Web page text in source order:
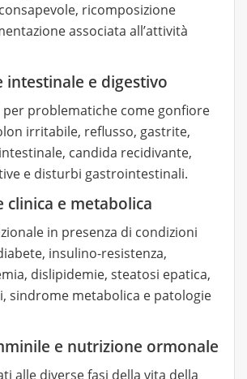
ricomposizione
associata all’attività
intestinale e digestivo
problematiche come gonfiore
irritabile, reflusso, gastrite,
candida recidivante,
e disturbi gastrointestinali.
clinica e metabolica
in presenza di condizioni
insulino-resistenza,
dislipidemie, steatosi epatica,
sindrome metabolica e patologie
e nutrizione ormonale
alle diverse fasi della vita della